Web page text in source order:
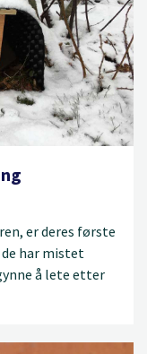
er deres første
de har mistet
å lete etter